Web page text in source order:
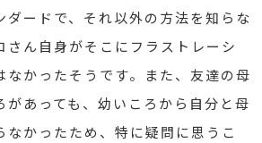
ダードで、それ以外の方法を知らな
さん自身がそこにフラストレーシ
なかったそうです。また、友達の母
があっても、幼いころから自分と母
なかったため、特に疑問に思うこ